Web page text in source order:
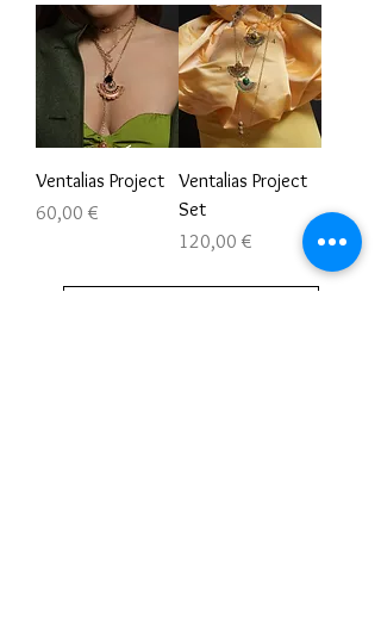
Ventalias Project
Precio
60,00 €
Ventalias Project
Set
Precio
120,00 €